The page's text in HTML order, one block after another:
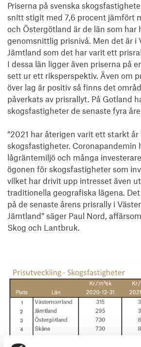
Priserna på svenska
snitt stigit med 7,6 procent jämfört
och Östergötland är de län som har
genomsnittlig prisnivå. Men det är i
Jämtland som det har varit ett
I dessa län ligger även priserna på
sett ur ett riksperspektiv. Även om
över lag är positiv så finns det
påverkats av prisrallyt. På Gotland
skogsfastigheter de senaste fyra
”2021 har återigen varit ett starkt år
skogsfastigheter. Coronapandemin
lågräntemiljö och många
ögonen för skogsfastigheter som
vilket har drivit upp intresset även
traditionella geografiska lägena.
på de senaste årens prisrally i
Jämtland” säger Paul Nord,
Skog och Lantbruk.